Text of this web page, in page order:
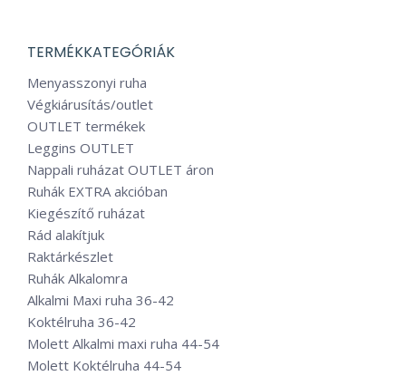
TERMÉKKATEGÓRIÁK
Menyasszonyi ruha
Végkiárusítás/outlet
OUTLET termékek
Leggins OUTLET
Nappali ruházat OUTLET áron
Ruhák EXTRA akcióban
Kiegészítő ruházat
Rád alakítjuk
Raktárkészlet
Ruhák Alkalomra
Alkalmi Maxi ruha 36-42
Koktélruha 36-42
Molett Alkalmi maxi ruha 44-54
Molett Koktélruha 44-54